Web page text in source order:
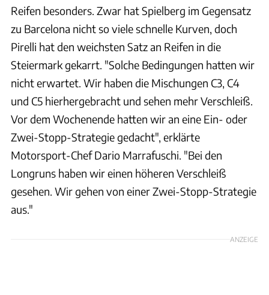
Reifen besonders. Zwar hat Spielberg im Gegensatz
zu Barcelona nicht so viele schnelle Kurven, doch
Pirelli hat den weichsten Satz an Reifen in die
Steiermark gekarrt. "Solche Bedingungen hatten wir
nicht erwartet. Wir haben die Mischungen C3, C4
und C5 hierhergebracht und sehen mehr Verschleiß.
Vor dem Wochenende hatten wir an eine Ein- oder
Zwei-Stopp-Strategie gedacht", erklärte
Motorsport-Chef Dario Marrafuschi. "Bei den
Longruns haben wir einen höheren Verschleiß
gesehen. Wir gehen von einer Zwei-Stopp-Strategie
aus."
ANZEIGE